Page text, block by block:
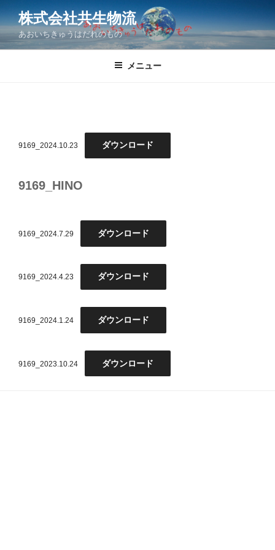
ン
テ
ン
株式会社共生物流
あおいちきゅうはだれのもの
メニュー
9169_2024.10.23 ダウンロード
9169_HINO
9169_2024.7.29 ダウンロード
9169_2024.4.23 ダウンロード
9169_2024.1.24 ダウンロード
9169_2023.10.24 ダウンロード